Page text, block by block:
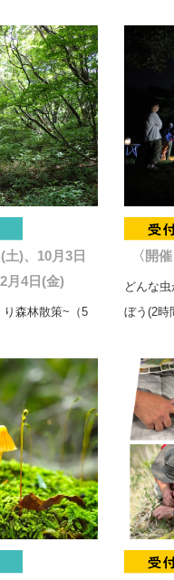
土)、10月3日
月4日(金)
森林散策~（5
〈開
どんな
ぼう(2時